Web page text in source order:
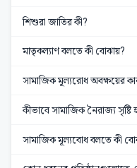
শিশুরা জাতির কী?
মাতৃকল্যাণ বলতে কী বোঝায়?
সামাজিক মূল্যরোধ অবক্ষয়ের
কীভাবে সামাজিক নৈরাজ্য সৃষ্টি
সামাজিক মূল্যবোধ বলতে কী